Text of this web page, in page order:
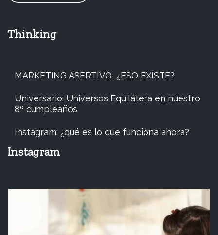
Thinking
MARKETING ASERTIVO, ¿ESO EXISTE?
Universario: Universos Equilátera en nuestro
8º cumpleaños
Instagram: ¿qué es lo que funciona ahora?
Instagram